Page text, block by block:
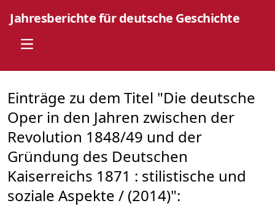
Jahresberichte für deutsche Geschichte
Open main menu
Einträge zu dem Titel "Die deutsche
Oper in den Jahren zwischen der
Revolution 1848/49 und der
Gründung des Deutschen
Kaiserreichs 1871 : stilistische und
soziale Aspekte / (2014)":